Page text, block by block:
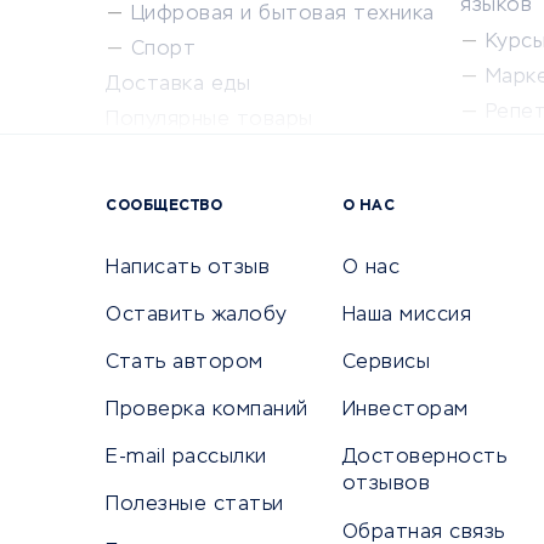
Цифровая и бытовая техника
Спорт
Доставка еды
языков
Кредитные карты
Дебетовые карты
СООБЩЕСТВО
Написать отзыв
Оставить жалобу
Стать автором
Проверка компаний
E-mail рассылки
Полезные статьи
О НАС
О нас
Наша миссия
Сервисы
Инвесторам
Достоверность
отзывов
Обратная связь